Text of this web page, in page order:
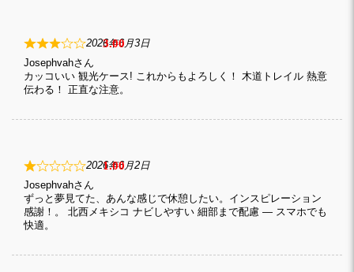
3
2026年6月3日
カッコいい 観光ケース! これからもよろしく！ 木道トレイル 熱意
伝わる！ 正直な注意。
Josephvah
1
2026年6月2日
ずっと夢見てた、あんな感じで休憩したい。インスピレーション
感謝！。 北西メキシコ ナビしやすい 細部まで配慮 — スマホでも
快適。
Josephvah